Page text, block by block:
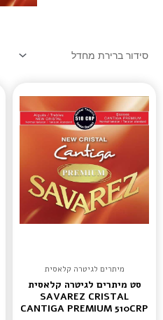
מיתרים לגיטרה קלאסית
סט מיתרים לגיטרה קלאסית
SAVAREZ CRISTAL
CANTIGA PREMIUM 510CRP